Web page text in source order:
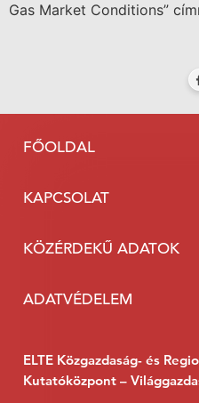
Gas Market Conditions”
FŐOLDAL
KAPCSOLAT
KÖZÉRDEKŰ ADATOK
ADATVÉDELEM
ELTE Közgazdaság- és
Kutatóközpont –